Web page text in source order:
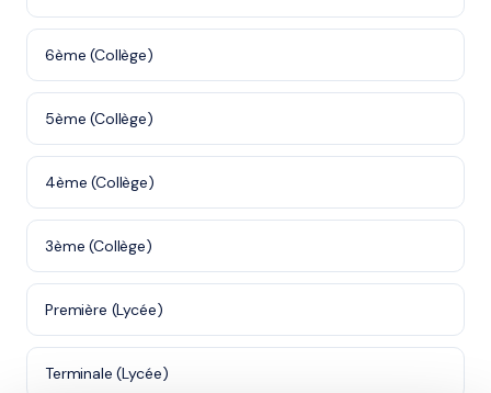
6ème (Collège)
5ème (Collège)
4ème (Collège)
3ème (Collège)
Première (Lycée)
Terminale (Lycée)